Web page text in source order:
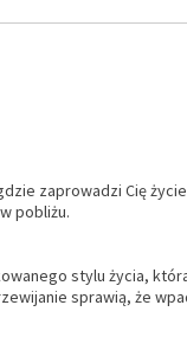
zaprowadzi Cię
pobliżu.
stylu życia,
sprawią, że